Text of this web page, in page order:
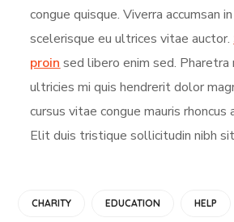
congue quisque. Viverra accumsan
scelerisque eu ultrices vitae auctor.
proin sed libero enim sed. Pharetra
ultricies mi quis hendrerit dolor
cursus vitae congue mauris rhoncus
Elit duis tristique sollicitudin nibh
CHARITY EDUCATION HELP